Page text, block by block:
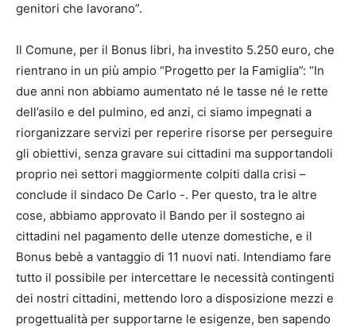
genitori che lavorano”.
Il Comune, per il Bonus libri, ha investito 5.250 euro, che
rientrano in un più ampio “Progetto per la Famiglia”: “In
due anni non abbiamo aumentato né le tasse né le rette
dell’asilo e del pulmino, ed anzi, ci siamo impegnati a
riorganizzare servizi per reperire risorse per perseguire
gli obiettivi, senza gravare sui cittadini ma supportandoli
proprio nei settori maggiormente colpiti dalla crisi –
conclude il sindaco De Carlo -. Per questo, tra le altre
cose, abbiamo approvato il Bando per il sostegno ai
cittadini nel pagamento delle utenze domestiche, e il
Bonus bebè a vantaggio di 11 nuovi nati. Intendiamo fare
tutto il possibile per intercettare le necessità contingenti
dei nostri cittadini, mettendo loro a disposizione mezzi e
progettualità per supportarne le esigenze, ben sapendo